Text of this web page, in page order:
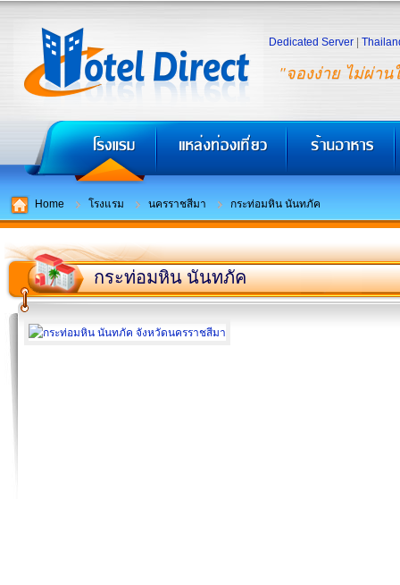
"จองง่าย ไม่ผ่าน
Dedicated Server
Home โรงแรม นครราชสีมา กระท่อมหิน นันทภัค
กระท่อมหิน นันทภัค